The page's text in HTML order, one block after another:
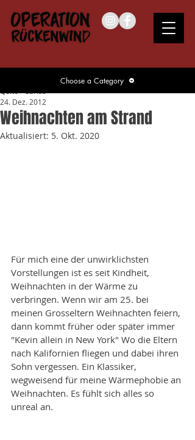
Weihnachten am Strand
24. Dez. 2012
Aktualisiert: 5. Okt. 2020
Für mich eine der unwirklichsten
Vorstellungen ist es seit Kindheit,
Weihnachten in der Wärme zu
verbringen. Wenn wir am 25. bei
meinen Grosseltern Weihnachten feiern,
dann kommt früher oder später immer
"Kevin allein in New York" Wo die Eltern
nach Kalifornien fliegen und dabei ihren
Sohn vergessen. Ein Klassiker,
wegweisend für meine Wärmephobie an
Weihnachten. Es fühlt sich alles so
unreal an.
Choose a Category